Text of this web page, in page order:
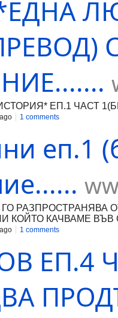
ЕП.1 ЧАСТ
1 comments
еп.1
РАЗПРОСТРАНЯВА
КАЧВАМE ВЪВ
1 comments
ЕП.4